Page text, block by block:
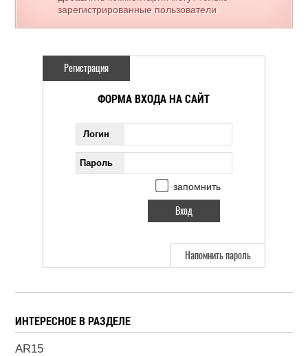
зарегистрированные пользователи
Регистрация
ФОРМА ВХОДА НА САЙТ
Логин
Пароль
запомнить
Напомнить пароль
ИНТЕРЕСНОЕ В РАЗДЕЛЕ
AR15